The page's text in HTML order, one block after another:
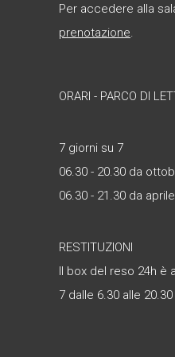
Per accedere alla
prenotazione
ORARI - PARCO DI
7 giorni su 7
06.30 - 20.30 da
06.30 - 21.30 da
RESTITUZIONI
Il box del reso 24h è
7 dalle 6.30 alle 20.30